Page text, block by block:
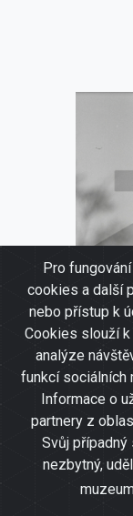
Pro
cookies a další
nebo přístup k
Cookies slouží k
analýze
funkcí sociálních
Informace o
partnery z
Svůj případný
nezbytný,